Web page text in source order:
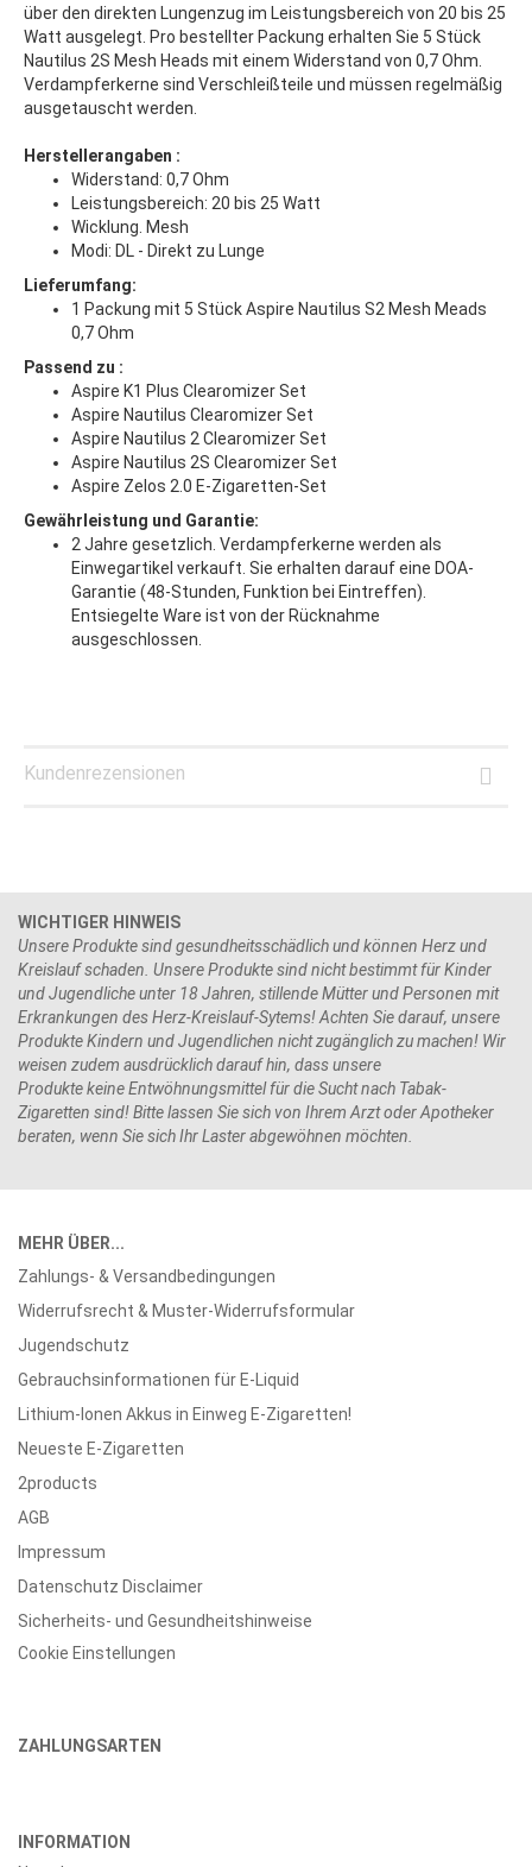
über den direkten Lungenzug im Leistungsbereich von 20 bis 25
Watt ausgelegt. Pro bestellter Packung erhalten Sie 5 Stück
Nautilus 2S Mesh Heads mit einem Widerstand von 0,7 Ohm.
Verdampferkerne sind Verschleißteile und müssen regelmäßig
ausgetauscht werden.
Herstellerangaben :
Widerstand: 0,7 Ohm
Leistungsbereich: 20 bis 25 Watt
Wicklung. Mesh
Modi: DL - Direkt zu Lunge
Lieferumfang:
1 Packung mit 5 Stück Aspire Nautilus S2 Mesh Meads
0,7 Ohm
Passend zu :
Aspire K1 Plus Clearomizer Set
Aspire Nautilus Clearomizer Set
Aspire Nautilus 2 Clearomizer Set
Aspire Nautilus 2S Clearomizer Set
Aspire Zelos 2.0 E-Zigaretten-Set
Gewährleistung und Garantie:
2 Jahre gesetzlich. Verdampferkerne werden als
Einwegartikel verkauft. Sie erhalten darauf eine DOA-
Garantie (48-Stunden, Funktion bei Eintreffen).
Entsiegelte Ware ist von der Rücknahme
ausgeschlossen.
Kundenrezensionen
WICHTIGER HINWEIS
Unsere Produkte sind gesundheitsschädlich und können Herz und
Kreislauf schaden. Unsere Produkte sind nicht bestimmt für Kinder
und Jugendliche unter 18 Jahren, stillende Mütter und Personen mit
Erkrankungen des Herz-Kreislauf-Sytems! Achten Sie darauf, unsere
Produkte Kindern und Jugendlichen nicht zugänglich zu machen! Wir
weisen zudem ausdrücklich darauf hin, dass unsere
Produkte keine Entwöhnungsmittel für die Sucht nach Tabak-
Zigaretten sind! Bitte lassen Sie sich von Ihrem Arzt oder Apotheker
beraten, wenn Sie sich Ihr Laster abgewöhnen möchten.
MEHR ÜBER...
Zahlungs- & Versandbedingungen
Widerrufsrecht & Muster-Widerrufsformular
Jugendschutz
Gebrauchsinformationen für E-Liquid
Lithium-Ionen Akkus in Einweg E-Zigaretten!
Neueste E-Zigaretten
2products
AGB
Impressum
Datenschutz Disclaimer
Sicherheits- und Gesundheitshinweise
Cookie Einstellungen
ZAHLUNGSARTEN
INFORMATION